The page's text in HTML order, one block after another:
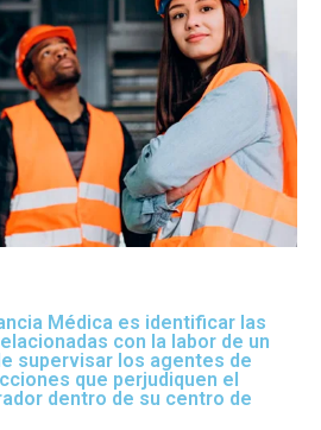
Médica es identificar las
con la labor de un
supervisar los agentes de
que perjudiquen el
dentro de su centro de